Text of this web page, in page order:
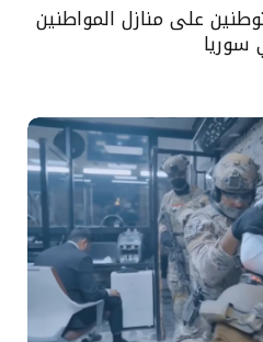
على منازل المواطنين
سوريا